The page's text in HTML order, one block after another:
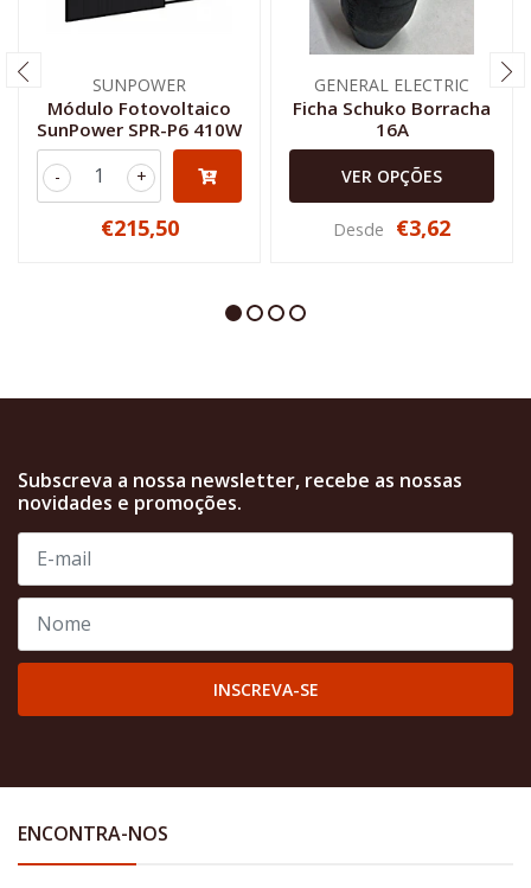
SUNPOWER
Módulo Fotovoltaico
SunPower SPR-P6 410W
+
-
€215,50
GENERAL ELECTRIC
Ficha Schuko Borracha
16A
VER OPÇÕES
Desde €3,62
Subscreva a nossa newsletter, recebe as nossas
novidades e promoções.
INSCREVA-SE
ENCONTRA-NOS